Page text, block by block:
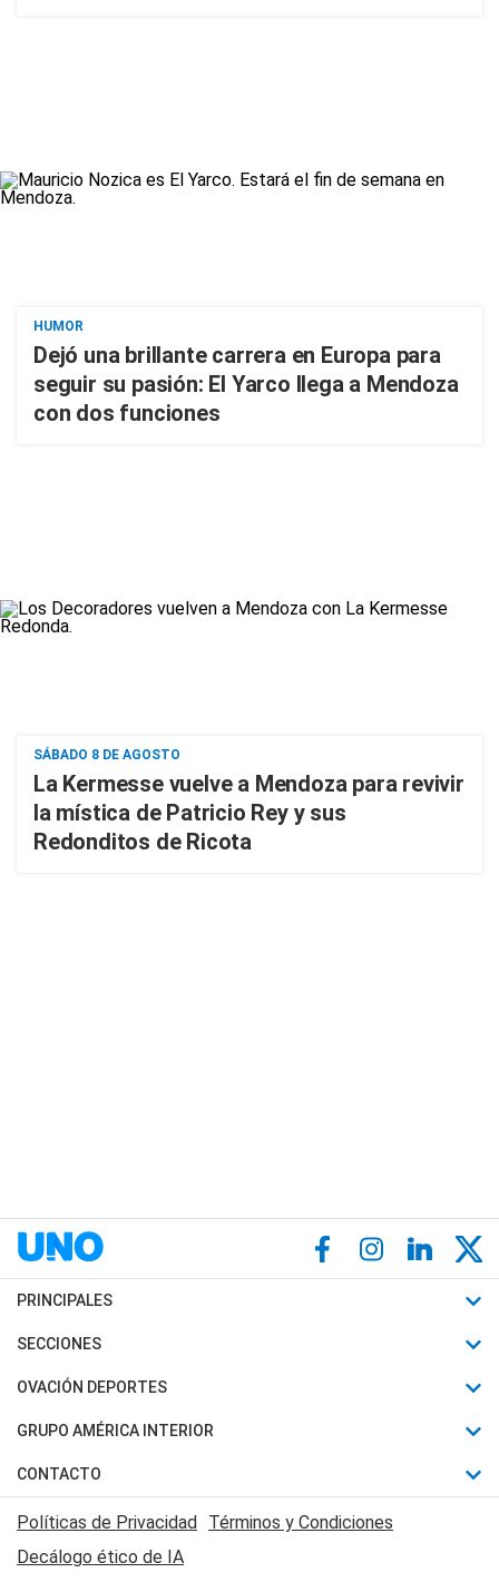
HUMOR
Dejó una brillante carrera en Europa para
seguir su pasión: El Yarco llega a Mendoza
con dos funciones
SÁBADO 8 DE AGOSTO
La Kermesse vuelve a Mendoza para revivir
la mística de Patricio Rey y sus
Redonditos de Ricota
PRINCIPALES
Últimas Noticias
Política
Judiciales
Economia
SECCIONES
Horóscopo
Motores
Trucos caseros
Series y Películas
Edictos y Solicitadas
OVACIÓN DEPORTES
Fútbol
Mundial
Automovilismo
Rugby
GRUPO AMÉRICA INTERIOR
Canal 7 en Vivo
CONTACTO
Acerca de Nosotros
Contactanos
Políticas de Privacidad Términos y Condiciones
Decálogo ético de IA